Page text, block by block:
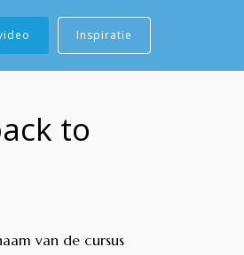
Inspiratie
to
van de cursus